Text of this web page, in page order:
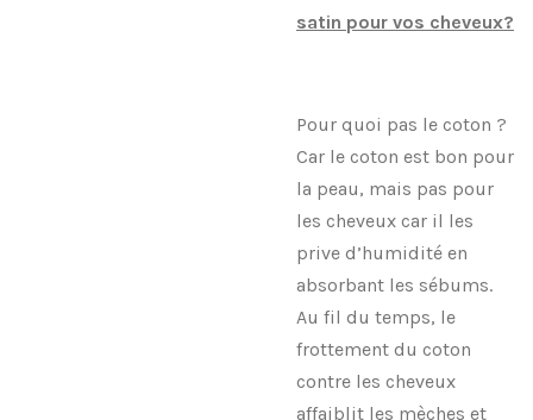
satin pour vos cheveux?
Pour quoi pas le coton ?
Car le coton est bon pour
la peau, mais pas pour
les cheveux car il les
prive d’humidité en
absorbant les sébums.
Au fil du temps, le
frottement du coton
contre les cheveux
affaiblit les mèches et